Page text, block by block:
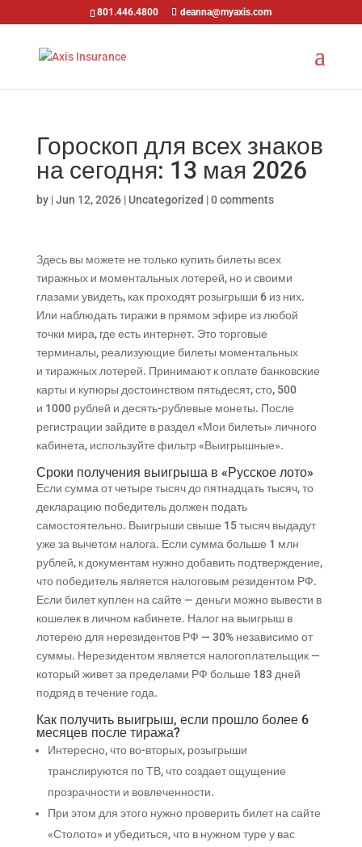
801.446.4800 deanna@myaxis.com
Гороскоп для всех знаков
на сегодня: 13 мая 2026
by |Jun 12, 2026| Uncategorized |0 comments
Здесь вы можете не только купить билеты всех
тиражных и моментальных лотерей, но и своими
глазами увидеть, как проходят розыгрыши 6 из них.
Или наблюдать тиражи в прямом эфире из любой
точки мира, где есть интернет. Это торговые
терминалы, реализующие билеты моментальных
и тиражных лотерей. Принимают к оплате банковские
карты и купюры достоинством пятьдесят, сто, 500
и 1000 рублей и десять-рублевые монеты. После
регистрации зайдите в раздел «Мои билеты» личного
кабинета, используйте фильтр «Выигрышные».
Сроки получения выигрыша в «Русское лото»
Если сумма от четыре тысяч до пятнадцать тысяч, то
декларацию победитель должен подать
самостоятельно. Выигрыши свыше 15 тысяч выдадут
уже за вычетом налога. Если сумма больше 1 млн
рублей, к документам нужно добавить подтверждение,
что победитель является налоговым резидентом РФ.
Если билет куплен на сайте — деньги можно вывести в
кошелек в личном кабинете. Налог на выигрыш в
лотерею для нерезидентов РФ — 30% независимо от
суммы. Нерезидентом является налогоплательщик —
который живет за пределами РФ больше 183 дней
подряд в течение года.
Как получить выигрыш, если прошло более 6
месяцев после тиража?
Интересно, что во-вторых, розыгрыши
транслируются по ТВ, что создает ощущение
прозрачности и вовлеченности.
При этом для этого нужно проверить билет на сайте
«Столото» и убедиться, что в нужном туре у вас